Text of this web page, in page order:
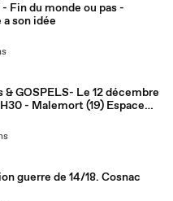
- Fin du monde ou pas -
son idée
& GOSPELS- Le 12 décembre
- Malemort (19) Espace
guerre de 14/18. Cosnac